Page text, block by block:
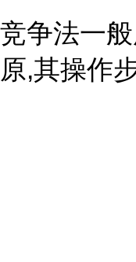
竞争法一
原,其操作